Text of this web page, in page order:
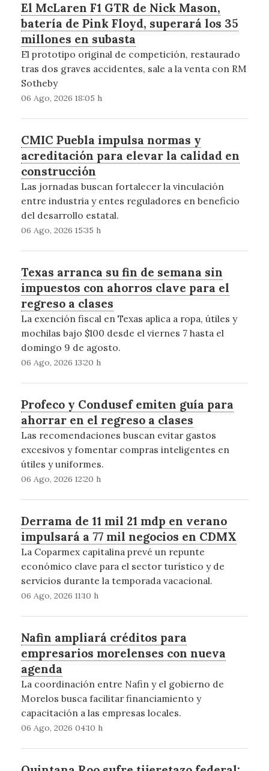
El McLaren F1 GTR de Nick Mason,
batería de Pink Floyd, superará los 35
millones en subasta
El prototipo original de competición, restaurado
tras dos graves accidentes, sale a la venta con RM
Sotheby
06 Ago, 2026 18:05 h
CMIC Puebla impulsa normas y
acreditación para elevar la calidad en
construcción
Las jornadas buscan fortalecer la vinculación
entre industria y entes reguladores en beneficio
del desarrollo estatal.
06 Ago, 2026 15:35 h
Texas arranca su fin de semana sin
impuestos con ahorros clave para el
regreso a clases
La exención fiscal en Texas aplica a ropa, útiles y
mochilas bajo $100 desde el viernes 7 hasta el
domingo 9 de agosto.
06 Ago, 2026 13:20 h
Profeco y Condusef emiten guía para
ahorrar en el regreso a clases
Las recomendaciones buscan evitar gastos
excesivos y fomentar compras inteligentes en
útiles y uniformes.
06 Ago, 2026 12:20 h
Derrama de 11 mil 21 mdp en verano
impulsará a 77 mil negocios en CDMX
La Coparmex capitalina prevé un repunte
económico clave para el sector turístico y de
servicios durante la temporada vacacional.
06 Ago, 2026 11:10 h
Nafin ampliará créditos para
empresarios morelenses con nueva
agenda
La coordinación entre Nafin y el gobierno de
Morelos busca facilitar financiamiento y
capacitación a las empresas locales.
06 Ago, 2026 04:10 h